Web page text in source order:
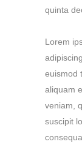
quinta
Lorem
euismod
aliquam
veniam,
suscipit